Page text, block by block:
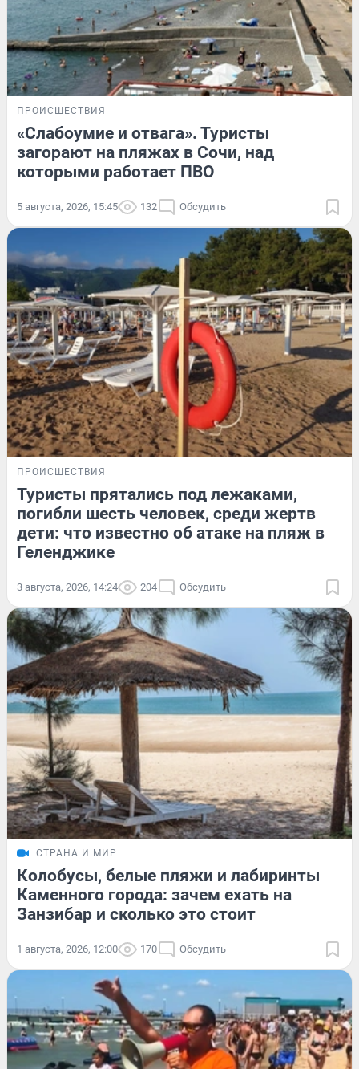
ПРОИСШЕСТВИЯ
«Слабоумие и отвага». Туристы
загорают на пляжах в Сочи, над
которыми работает ПВО
5 августа, 2026, 15:45 132 Обсудить
ПРОИСШЕСТВИЯ
Туристы прятались под лежаками,
погибли шесть человек, среди жертв
дети: что известно об атаке на пляж в
Геленджике
3 августа, 2026, 14:24 204 Обсудить
СТРАНА И МИР
Колобусы, белые пляжи и лабиринты
Каменного города: зачем ехать на
Занзибар и сколько это стоит
1 августа, 2026, 12:00 170 Обсудить